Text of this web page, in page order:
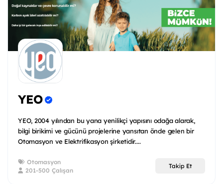
YEO
YEO, 2004 yılından bu yana yenilikçi yapısını odağa alarak,
bilgi birikimi ve gücünü projelerine yansıtan önde gelen bir
Otomasyon ve Elektrifikasyon şirketidir....
Otomasyon
201-500 Çalışan
Takip Et